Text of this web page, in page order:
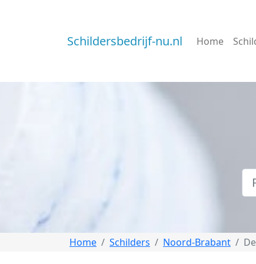
Schildersbedrijf-nu.nl Home
Home Schilders Noord-Brabant